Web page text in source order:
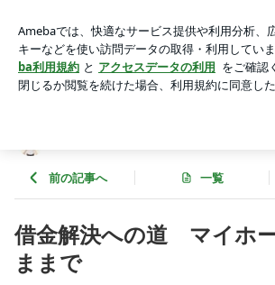
アプリをダウンロードして ブログの更新通知
を
ょう。
前の記事へ 一覧
借金解決への道 マイホ
ままで